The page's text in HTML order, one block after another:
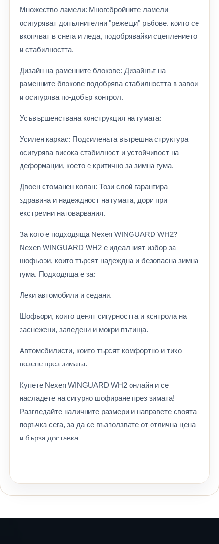
Множество ламели: Многобройните ламели
осигуряват допълнителни "режещи" ръбове, които се
вкопчват в снега и леда, подобрявайки сцеплението
и стабилността.
Дизайн на раменните блокове: Дизайнът на
раменните блокове подобрява стабилността в завои
и осигурява по-добър контрол.
Усъвършенствана конструкция на гумата:
Усилен каркас: Подсилената вътрешна структура
осигурява висока стабилност и устойчивост на
деформации, което е критично за зимна гума.
Двоен стоманен колан: Този слой гарантира
здравина и надеждност на гумата, дори при
екстремни натоварвания.
За кого е подходяща Nexen WINGUARD WH2?
Nexen WINGUARD WH2 е идеалният избор за
шофьори, които търсят надеждна и безопасна зимна
гума. Подходяща е за:
Леки автомобили и седани.
Шофьори, които ценят сигурността и контрола на
заснежени, заледени и мокри пътища.
Автомобилисти, които търсят комфортно и тихо
возене през зимата.
Купете Nexen WINGUARD WH2 онлайн и се
насладете на сигурно шофиране през зимата!
Разгледайте наличните размери и направете своята
поръчка сега, за да се възползвате от отлична цена
и бърза доставка.